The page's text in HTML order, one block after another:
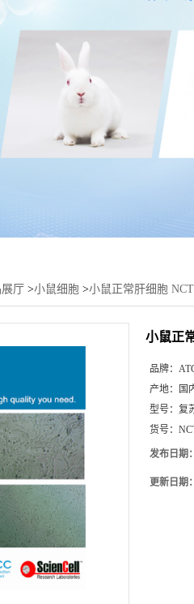
厅 >小鼠细胞 >小鼠正常肝细胞
小鼠正
品牌：
产地：
国
型号： 复
货号：
发布日期：
更新日期：